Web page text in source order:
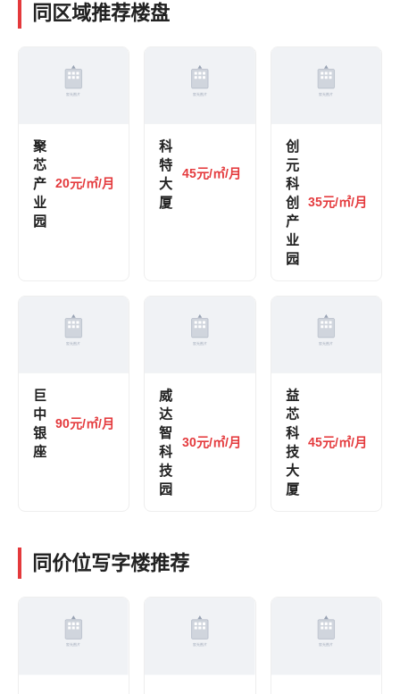
同区域推荐楼盘
聚
芯
产
业
园
20元/㎡/月
科
特
大
厦
45元/㎡/月
创
元
科
创
产
业
园
35元/㎡/月
巨
中
银
座
90元/㎡/月
威
达
智
科
技
园
30元/㎡/月
益
芯
科
技
大
厦
45元/㎡/月
同价位写字楼推荐